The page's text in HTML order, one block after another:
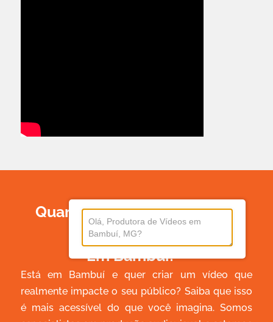
Quanto Custa Produzir Um
Vídeo
Em Bambuí?
Está em Bambuí e quer criar um vídeo que
realmente impacte o seu público? Saiba que isso
é mais acessível do que você imagina. Somos